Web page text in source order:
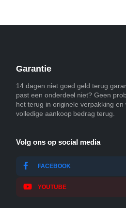
Garantie
14 dagen niet goed geld terug
past een onderdeel niet? Geen
het terug in originele verpakking en
volledige aankoop bedrag terug.
Volg ons op social media
FACEBOOK
YOUTUBE